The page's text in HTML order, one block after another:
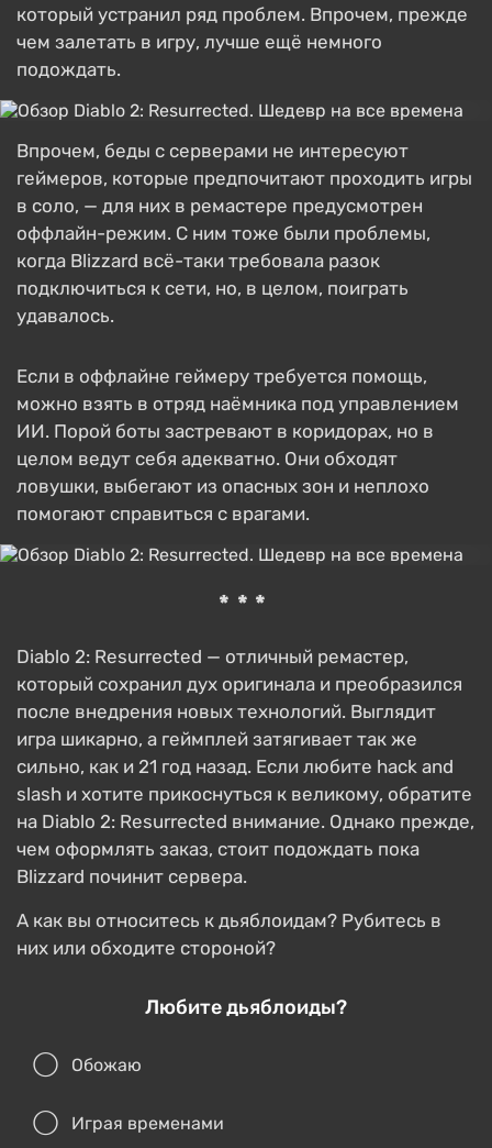
который устранил ряд проблем. Впрочем, прежде
чем залетать в игру, лучше ещё немного
подождать.
Впрочем, беды с серверами не интересуют
геймеров, которые предпочитают проходить игры
в соло, — для них в ремастере предусмотрен
оффлайн-режим. С ним тоже были проблемы,
когда Blizzard всё-таки требовала разок
подключиться к сети, но, в целом, поиграть
удавалось.
Если в оффлайне геймеру требуется помощь,
можно взять в отряд наёмника под управлением
ИИ. Порой боты застревают в коридорах, но в
целом ведут себя адекватно. Они обходят
ловушки, выбегают из опасных зон и неплохо
помогают справиться с врагами.
***
Diablo 2: Resurrected — отличный ремастер,
который сохранил дух оригинала и преобразился
после внедрения новых технологий. Выглядит
игра шикарно, а геймплей затягивает так же
сильно, как и 21 год назад. Если любите hack and
slash и хотите прикоснуться к великому, обратите
на Diablo 2: Resurrected внимание. Однако прежде,
чем оформлять заказ, стоит подождать пока
Blizzard починит сервера.
А как вы относитесь к дьяблоидам? Рубитесь в
них или обходите стороной?
Любите дьяблоиды?
Обожаю
Играя временами